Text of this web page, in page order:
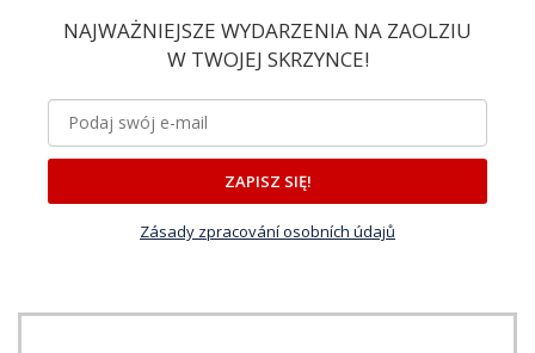
NAJWAŻNIEJSZE WYDARZENIA NA ZAOLZIU
W TWOJEJ SKRZYNCE!
ZAPISZ SIĘ!
Zásady zpracování osobních údajů